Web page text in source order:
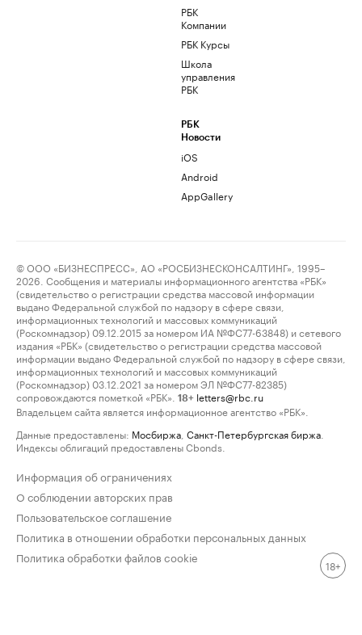
РБК
Компании
РБК Курсы
Школа
управления
РБК
РБК
Новости
iOS
Android
AppGallery
© ООО «БИЗНЕСПРЕСС», АО «РОСБИЗНЕСКОНСАЛТИНГ», 1995–
2026. Сообщения и материалы информационного агентства «РБК»
(свидетельство о регистрации средства массовой информации
выдано Федеральной службой по надзору в сфере связи,
информационных технологий и массовых коммуникаций
(Роскомнадзор) 09.12.2015 за номером ИА №ФС77-63848) и сетевого
издания «РБК» (свидетельство о регистрации средства массовой
информации выдано Федеральной службой по надзору в сфере связи,
информационных технологий и массовых коммуникаций
(Роскомнадзор) 03.12.2021 за номером ЭЛ №ФС77-82385)
сопровождаются пометкой «РБК».
18+ letters@rbc.ru
Владельцем сайта является информационное агентство «РБК».
Данные предоставлены: Мосбиржа Санкт-Петербургская биржа
Индексы облигаций предоставлены Cbonds.
Информация об ограничениях
О соблюдении авторских прав
Пользовательское соглашение
Политика в отношении обработки персональных данных
Политика обработки файлов cookie
18+